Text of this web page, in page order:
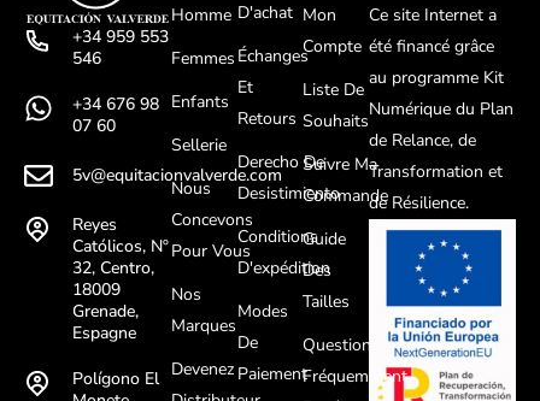
+34 959 553
546
+34 676 98
07 60
5v@equitacionvalverde.com
Reyes
Católicos, Nº
32, Centro,
18009
Grenade,
Espagne
Polígono El
Homme
Femmes
Enfants
Sellerie
Nous
Concevons
Pour Vous
Nos
Marques
Devenez
D'achat
Échanges
Et
Retours
Derecho De
Desistimiento
Conditions
D'expédition
Modes
De
Paiement
Mon
Compte
Liste De
Souhaits
Suivre Ma
Commande
Guide
Des
Tailles
Questions
Fréquemment
Ce site Internet a
été financé grâce
au programme Kit
Numérique du Plan
de Relance, de
Transformation et
de Résilience.